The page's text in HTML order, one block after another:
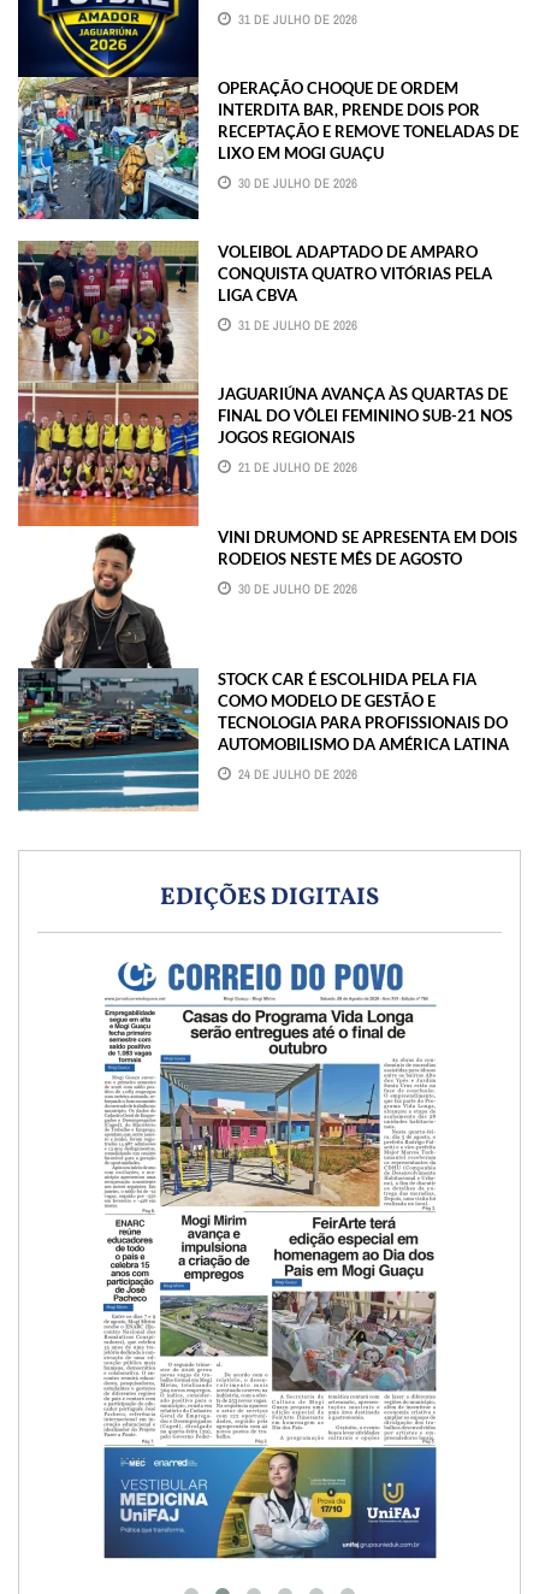
31 DE JULHO DE 2026
OPERAÇÃO CHOQUE DE ORDEM
INTERDITA BAR, PRENDE DOIS POR
RECEPTAÇÃO E REMOVE TONELADAS DE
LIXO EM MOGI GUAÇU
30 DE JULHO DE 2026
VOLEIBOL ADAPTADO DE AMPARO
CONQUISTA QUATRO VITÓRIAS PELA
LIGA CBVA
31 DE JULHO DE 2026
JAGUARIÚNA AVANÇA ÀS QUARTAS DE
FINAL DO VÔLEI FEMININO SUB-21 NOS
JOGOS REGIONAIS
21 DE JULHO DE 2026
VINI DRUMOND SE APRESENTA EM DOIS
RODEIOS NESTE MÊS DE AGOSTO
30 DE JULHO DE 2026
STOCK CAR É ESCOLHIDA PELA FIA
COMO MODELO DE GESTÃO E
TECNOLOGIA PARA PROFISSIONAIS DO
AUTOMOBILISMO DA AMÉRICA LATINA
24 DE JULHO DE 2026
EDIÇÕES DIGITAIS